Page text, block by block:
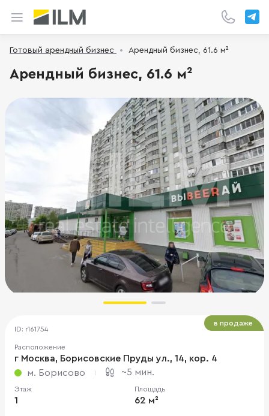
Готовый арендный бизнес Арендный бизнес, 61.6 м²
Арендный бизнес, 61.6 м²
ID: r161754
Расположение
г Москва, Борисовские Пруды ул., 14, кор. 4
м. Борисово
~5 мин.
Этаж
1
Площадь
62 м²
в продаже